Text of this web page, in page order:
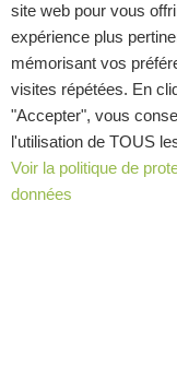
Tel+
Wie Sie
4.Sortiment
site web pour vous
expérience plus
mémorisant vos
visites répétées. En
"Accepter", vous
l'utilisation de TOUS
Voir la politique de
données